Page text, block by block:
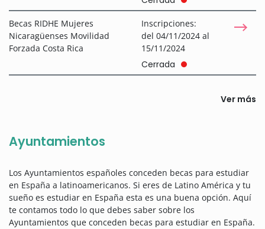
Becas RIDHE Mujeres
Nicaragüenses Movilidad
Forzada Costa Rica
Inscripciones:
del 04/11/2024 al
15/11/2024
Cerrada
Ver más
Ayuntamientos
Los Ayuntamientos españoles conceden becas para estudiar
en España a latinoamericanos. Si eres de Latino América y tu
sueño es estudiar en España esta es una buena opción. Aquí
te contamos todo lo que debes saber sobre los
Ayuntamientos que conceden becas para estudiar en España.